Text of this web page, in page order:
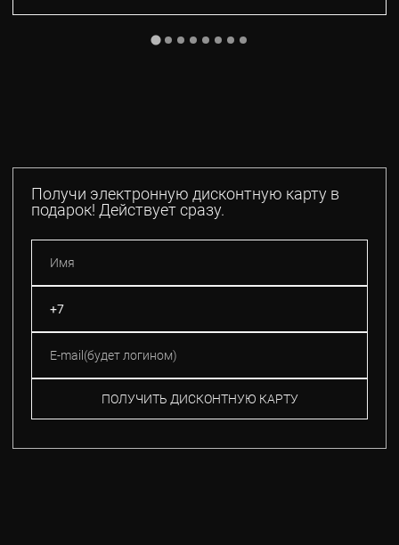
Получи электронную дисконтную карту в
подарок! Действует сразу.
ПОЛУЧИТЬ ДИСКОНТНУЮ КАРТУ